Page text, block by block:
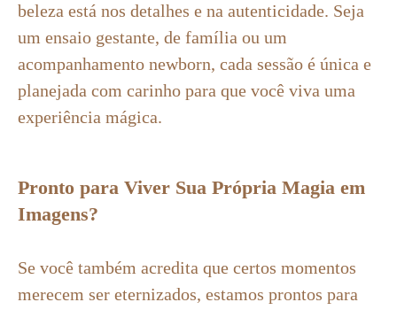
beleza está nos detalhes e na autenticidade. Seja
um ensaio gestante, de família ou um
acompanhamento newborn, cada sessão é única e
planejada com carinho para que você viva uma
experiência mágica.
Pronto para Viver Sua Própria Magia em
Imagens?
Se você também acredita que certos momentos
merecem ser eternizados, estamos prontos para